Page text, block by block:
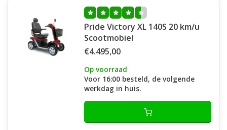
Pride Victory XL 140S 20 km/u
Scootmobiel
€4.495,00
Op voorraad
Voor 16:00 besteld, de volgende
werkdag in huis.